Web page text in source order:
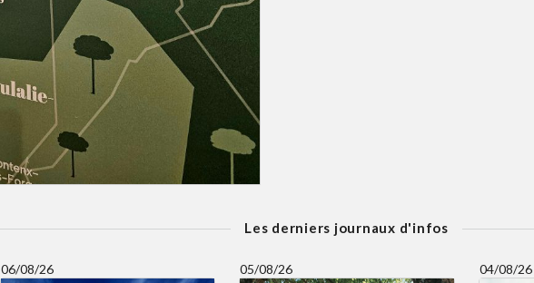
Les derniers journaux d'infos
06/08/26 05/08/26 04/08/26